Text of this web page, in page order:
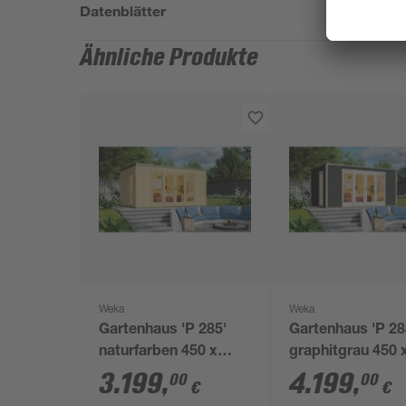
Datenblätter
Ähnliche Produkte
Weka
Gartenhaus 'P 285'
naturfarben 450 x
222,3 x 300 cm
3.199,00 €
Weka
Gartenhaus 'P
graphitgrau 450
222,3 x 300 cm
4.199,00 €